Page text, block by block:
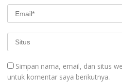
Simpan nama, email, dan situs
untuk komentar saya berikutnya.